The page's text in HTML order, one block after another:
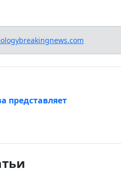
представляет